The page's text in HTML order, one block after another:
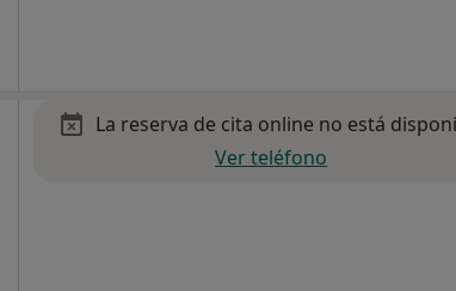
La reserva de cita online no está
Ver teléfono